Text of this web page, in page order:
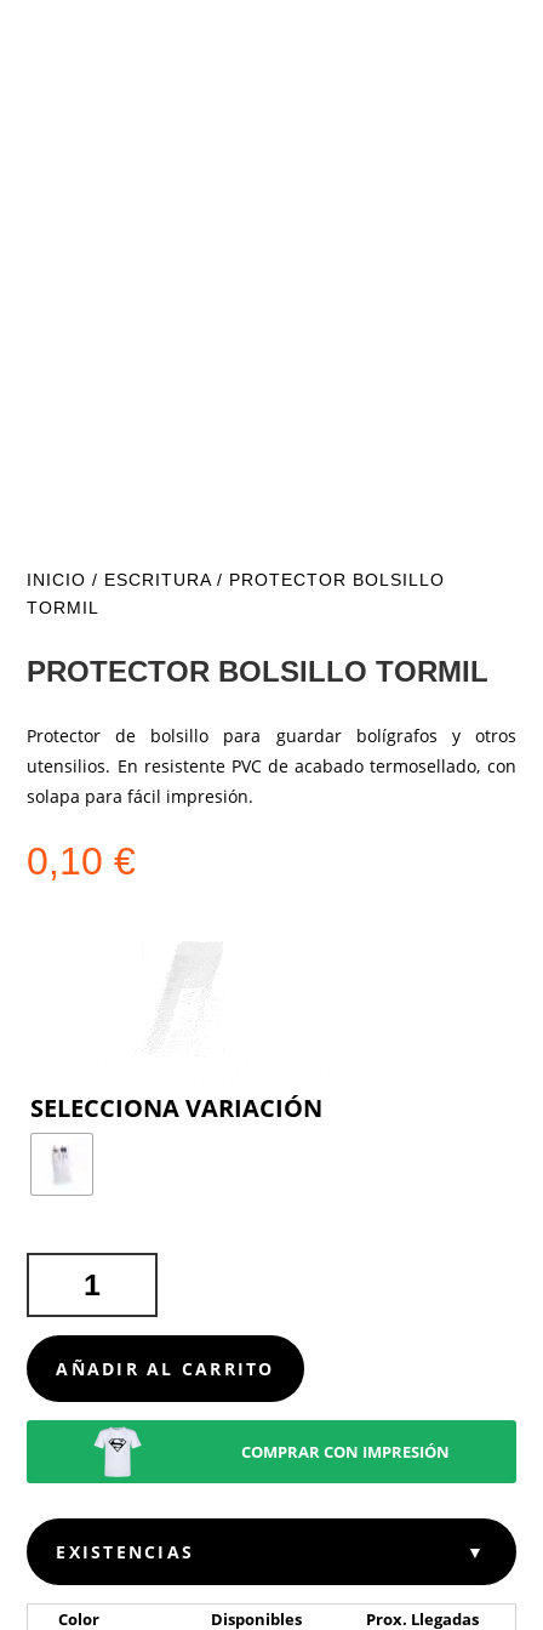
INICIO / ESCRITURA/ PROTECTOR BOLSILLO
TORMIL
PROTECTOR BOLSILLO TORMIL
Protector de bolsillo para guardar bolígrafos y otros
utensilios. En resistente PVC de acabado termosellado, con
solapa para fácil impresión.
0,10€
BOLSILLO
TORMIL
CANTIDAD
AÑADIR AL CARRITO
COMPRAR CON IMPRESIÓN
EXISTENCIAS ▼
Color Disponibles Prox. Llegadas